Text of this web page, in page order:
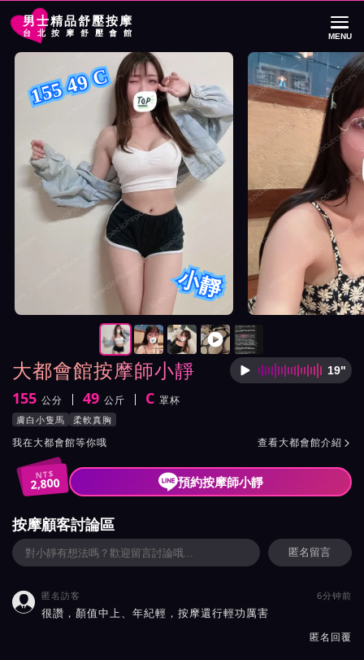
男士精品舒壓按摩
台北按摩舒壓會館 MENU
首頁 大都會館按摩師小靜詳細介紹
大都會館按摩師小靜 按摩師
19"
身高
155 公分
體重 49 公斤
罩杯 C 罩杯
按摩師小靜服務風格與特色
膚白小隻馬 柔軟真胸
按摩師小靜所屬按摩會館介紹與班表
我在大都會館等你哦 查看大都會館介紹 
NT$
2,800 預約按摩師小靜
大都會館按摩師小靜照片展示與影片介
小靜
155 49 C
按摩師小靜照片展示與影片介紹及客戶評價截屏展示
按摩顧客討論區
匿名留言
 匿名訪客 6分钟前
很讚，顏值中上、年紀輕，按摩還行輕功厲害
匿名回覆